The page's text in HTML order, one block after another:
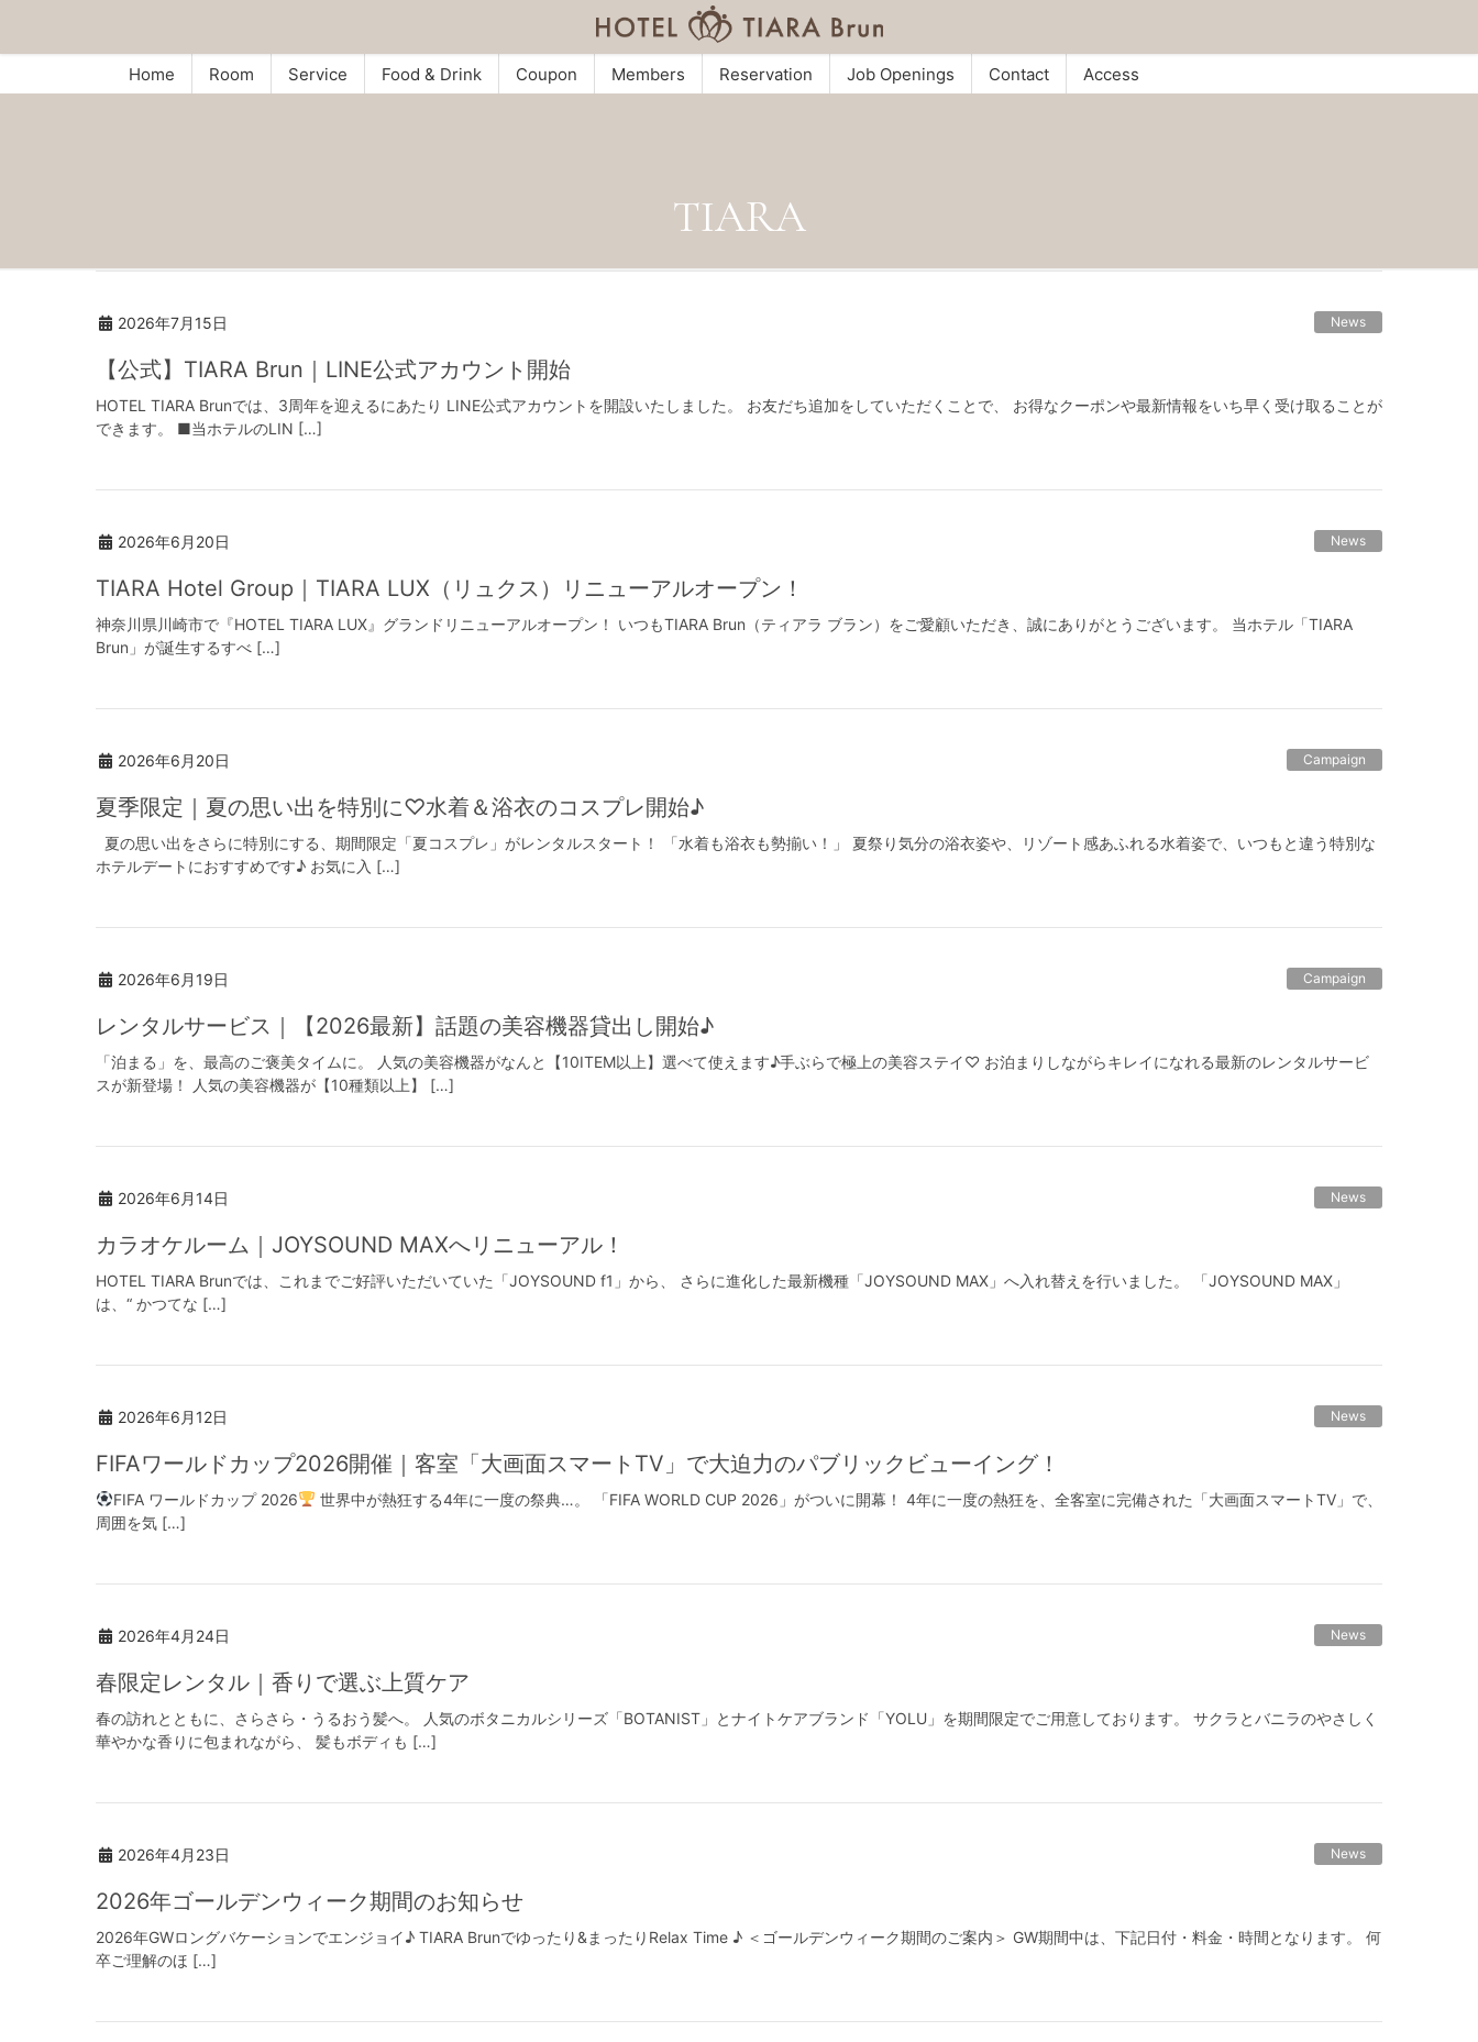
Home Room Service Food & Drink Coupon Members Reservation Job Openings Contact Access
TIARA
2026年7月15日 News
【公式】TIARA Brun｜LINE公式アカウント開始
HOTEL TIARA Brunでは、3周年を迎えるにあたり LINE公式アカウントを開設いたしました。 お友だち追加をしていただくことで、 お得なクーポンや最新情報をいち早く受け取ることが
できます。 ■当ホテルのLIN […]
2026年6月20日 News
TIARA Hotel Group｜TIARA LUX（リュクス）リニューアルオープン！
神奈川県川崎市で『HOTEL TIARA LUX』グランドリニューアルオープン！ いつもTIARA Brun（ティアラ ブラン）をご愛顧いただき、誠にありがとうございます。 当ホテル「TIARA
Brun」が誕生するすべ […]
2026年6月20日 Campaign
夏季限定｜夏の思い出を特別に♡水着＆浴衣のコスプレ開始♪
夏の思い出をさらに特別にする、期間限定「夏コスプレ」がレンタルスタート！ 「水着も浴衣も勢揃い！」 夏祭り気分の浴衣姿や、リゾート感あふれる水着姿で、いつもと違う特別な
ホテルデートにおすすめです♪ お気に入 […]
2026年6月19日 Campaign
レンタルサービス｜【2026最新】話題の美容機器貸出し開始♪
「泊まる」を、最高のご褒美タイムに。 人気の美容機器がなんと【10ITEM以上】選べて使えます♪手ぶらで極上の美容ステイ♡ お泊まりしながらキレイになれる最新のレンタルサービ
スが新登場！ 人気の美容機器が【10種類以上】 […]
2026年6月14日 News
カラオケルーム｜JOYSOUND MAXへリニューアル！
HOTEL TIARA Brunでは、これまでご好評いただいていた「JOYSOUND f1」から、 さらに進化した最新機種「JOYSOUND MAX」へ入れ替えを行いました。 「JOYSOUND MAX」
は、“ かつてな […]
2026年6月12日 News
FIFAワールドカップ2026開催｜客室「大画面スマートTV」で大迫力のパブリックビューイング！
FIFA ワールドカップ 2026
世界中が熱狂する4年に一度の祭典…。 「FIFA WORLD CUP 2026」がついに開幕！ 4年に一度の熱狂を、全客室に完備された「大画面スマートTV」で、
周囲を気 […]
2026年4月24日 News
春限定レンタル｜香りで選ぶ上質ケア
春の訪れとともに、さらさら・うるおう髪へ。 人気のボタニカルシリーズ「BOTANIST」とナイトケアブランド「YOLU」を期間限定でご用意しております。 サクラとバニラのやさしく
華やかな香りに包まれながら、 髪もボディも […]
2026年4月23日 News
2026年ゴールデンウィーク期間のお知らせ
2026年GWロングバケーションでエンジョイ♪ TIARA Brunでゆったり&まったりRelax Time ♪ ＜ゴールデンウィーク期間のご案内＞ GW期間中は、下記日付・料金・時間となります。 何
卒ご理解のほ […]